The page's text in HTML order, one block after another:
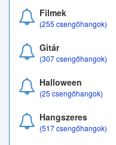
Filmek
(255 csengőhangok)
Gitár
(307 csengőhangok)
Halloween
(25 csengőhangok)
Hangszeres
(517 csengőhangok)